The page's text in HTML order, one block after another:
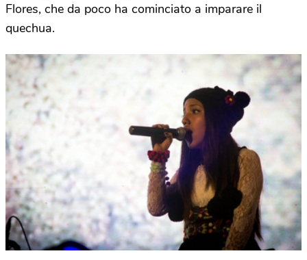
Flores, che da poco ha cominciato a imparare il
quechua.